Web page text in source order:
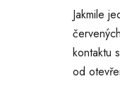
Jakmile
kontaktu
od